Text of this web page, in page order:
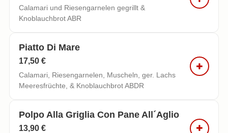
Calamari und Riesengarnelen gegrillt &
Knoblauchbrot ABR
Piatto Di Mare
17,50 €
Calamari, Riesengarnelen, Muscheln, ger. Lachs
Meeresfrüchte, & Knoblauchbrot ABDR
Polpo Alla Griglia Con Pane All´aglio
13,90 €